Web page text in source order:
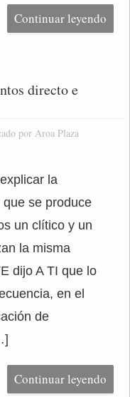
Continuar leyendo
directo e
por Aroa Plaza
la
se produce
un clítico y un
la misma
dijo A TI que lo
en el
de
Continuar leyendo